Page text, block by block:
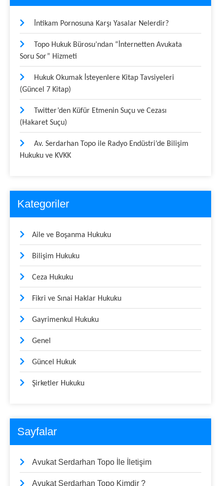
İntikam Pornosuna Karşı Yasalar Nelerdir?
Topo Hukuk Bürosu’ndan “İnternetten Avukata
Soru Sor” Hizmeti
Hukuk Okumak İsteyenlere Kitap Tavsiyeleri
(Güncel 7 Kitap)
Twitter’den Küfür Etmenin Suçu ve Cezası
(Hakaret Suçu)
Av. Serdarhan Topo ile Radyo Endüstri’de Bilişim
Hukuku ve KVKK
Kategoriler
Aile ve Boşanma Hukuku
Bilişim Hukuku
Ceza Hukuku
Fikri ve Sınai Haklar Hukuku
Gayrimenkul Hukuku
Genel
Güncel Hukuk
Şirketler Hukuku
Sayfalar
Avukat Serdarhan Topo İle İletişim
Avukat Serdarhan Topo Kimdir ?